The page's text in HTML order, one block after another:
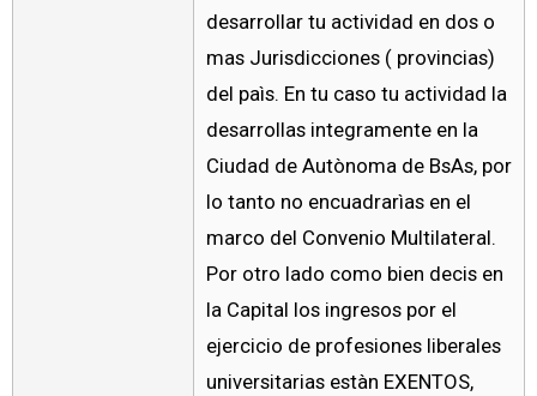
desarrollar tu actividad en dos o
mas Jurisdicciones ( provincias)
del paìs. En tu caso tu actividad la
desarrollas integramente en la
Ciudad de Autònoma de BsAs, por
lo tanto no encuadrarìas en el
marco del Convenio Multilateral.
Por otro lado como bien decis en
la Capital los ingresos por el
ejercicio de profesiones liberales
universitarias estàn EXENTOS,